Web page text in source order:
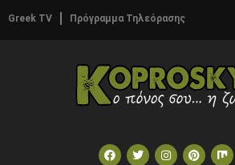
Greek TV Πρόγραμμα Τηλεόρασης